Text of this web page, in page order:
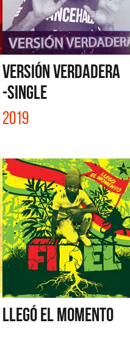
VERSIÓN VERDADERA
-SINGLE
2019
LLEGÓ EL MOMENTO